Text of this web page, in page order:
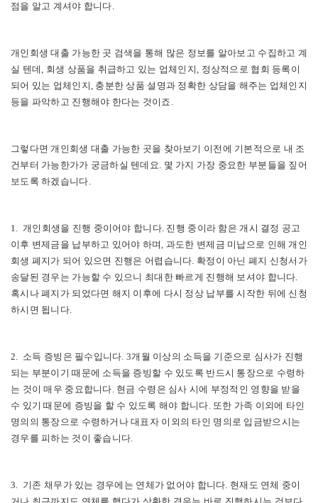
점을 알고 계셔야 합니다.
개인회생 대출 가능한 곳 검색을 통해 많은 정보를 알아보고 수집하고 계
실 텐데, 회생 상품을 취급하고 있는 업체인지, 정상적으로 협회 등록이
되어 있는 업체인지, 충분한 상품 설명과 정확한 상담을 해주는 업체인지
등을 파악하고 진행해야 한다는 것이죠.
그렇다면 개인회생 대출 가능한 곳을 찾아보기 이전에 기본적으로 내 조
건부터 가능한가가 궁금하실 텐데요. 몇 가지 가장 중요한 부분들을 짚어
보도록 하겠습니다.
1. 개인회생을 진행 중이어야 합니다. 진행 중이라 함은 개시 결정 공고
이후 변제금을 납부하고 있어야 하며, 과도한 변제금 미납으로 인해 개인
회생 폐지가 되어 있으면 진행은 어렵습니다. 확정이 아닌 폐지 신청서가
송달된 경우는 가능할 수 있으니 최대한 빠르게 진행해 보셔야 합니다.
혹시나 폐지가 되었다면 해지 이후에 다시 정상 납부를 시작한 뒤에 신청
하시면 됩니다.
2. 소득 증빙은 필수입니다. 3개월 이상의 소득을 기준으로 심사가 진행
되는 부분이기 때문에 소득을 증빙할 수 있도록 반드시 통장으로 수령하
는 것이 매우 중요합니다. 현금 수령은 심사 시에 부정적인 영향을 받을
수 있기 때문에 증빙을 할 수 있도록 해야 합니다. 또한 가족 이외에 타인
명의의 통장으로 수령하거나 대표자 이외의 타인 명의로 입금받으시는
경우를 피하는 것이 좋습니다.
3. 기존 채무가 있는 경우에는 연체가 없어야 합니다. 현재도 연체 중이